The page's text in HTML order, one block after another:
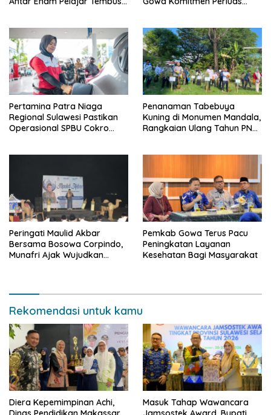
Pertamina Patra Niaga
Regional Sulawesi Pastikan
Operasional SPBU Cokro
Penanaman Tabebuya
Kuning di Monumen Mandala,
Rangkaian Ulang Tahun PNM
Peringati Maulid Akbar
Bersama Bosowa Corpindo,
Munafri Ajak Wujudkan
Pemkab Gowa Terus Pacu
Peningkatan Layanan
Kesehatan Bagi Masyarakat
Rekomendasi untuk kamu
Diera Kepemimpinan Achi,
Masuk Tahap Wawancara